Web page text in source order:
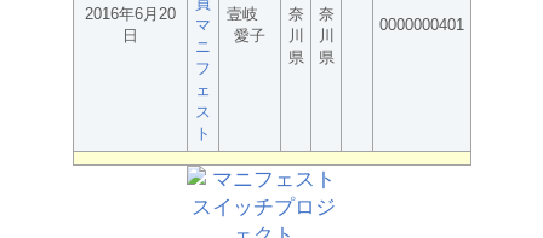
2016年6月20
日
マ
ニ
フ
ェ
ス
ト
壹岐
愛子
奈
川
県
奈
川
県
0000000401